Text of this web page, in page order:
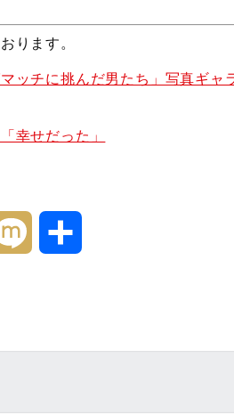
ります。
ッチに挑んだ男たち」写真ギャ
幸せだった」